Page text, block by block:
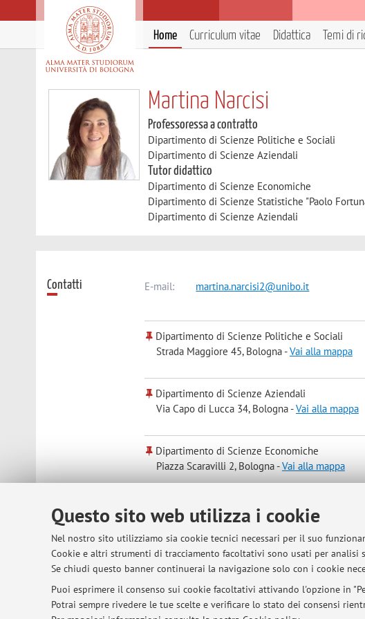
Questo sito web utilizza i cookie
Nel nostro sito utilizziamo sia cookie tecnici necessari per il suo
Cookie e altri strumenti di tracciamento facoltativi sono usati per
Se chiudi questo banner continuerai la navigazione solo con i cookie
Puoi esprimere il consenso sui cookie facoltativi attivando l'opzione in
Potrai sempre rivedere le tue scelte e verificare lo stato dei consensi
Home Curriculum vitae Didattica Temi di
Martina Narcisi
Professoressa a contratto
Dipartimento di Scienze Politiche e Sociali
Dipartimento di Scienze Aziendali
Tutor didattico
Dipartimento di Scienze Economiche
Dipartimento di Scienze Statistiche "Paolo
Dipartimento di Scienze Aziendali
Contatti E-mail: martina.narcisi2@unibo.it
Dipartimento di Scienze Politiche e Sociali
Strada Maggiore 45, Bologna -Vai alla mappa
Dipartimento di Scienze Aziendali
Via Capo di Lucca 34, Bologna -Vai alla mappa
Dipartimento di Scienze Economiche
Piazza Scaravilli 2, Bologna -Vai alla mappa
Dipartimento di Scienze Statistiche "Paolo
Via Belle Arti 41, Bologna -Vai alla mappa
Orario di ricevimento
Il ricevimento studenti si terrà esclusivamente
martina.narcisi2@unibo.it .